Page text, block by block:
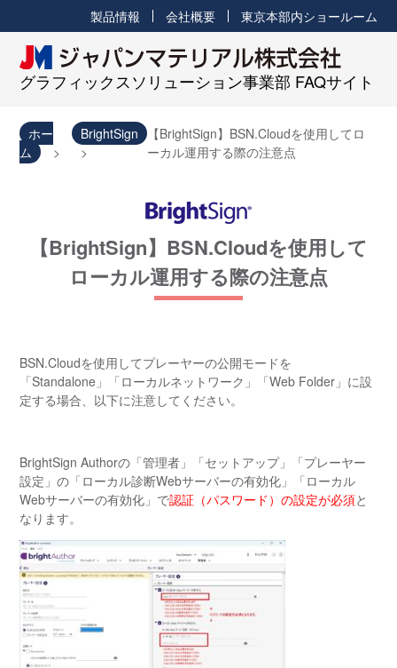
グラフィックスソリューション事業部 FAQサイト
製品情報 会社概要 東京本部内ショールーム
ホー
ム
BrightSign
【BrightSign】BSN.Cloudを使用してロ
ーカル運用する際の注意点
【BrightSign】BSN.Cloudを使用して
ローカル運用する際の注意点
BSN.Cloudを使用してプレーヤーの公開モードを
「Standalone」「ローカルネットワーク」「Web Folder」に設
定する場合、以下に注意してください。
BrightSign Authorの「管理者」「セットアップ」「プレーヤー
設定」の「ローカル診断Webサーバーの有効化」「ローカル
Webサーバーの有効化」で認証（パスワード）の設定が必須と
なります。